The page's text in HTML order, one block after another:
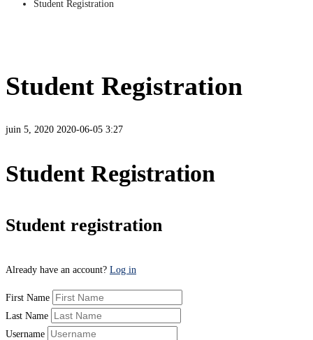
Student Registration
Student Registration
juin 5, 2020 2020-06-05 3:27
Student Registration
Student registration
Already have an account? Log in
First Name
Last Name
Username